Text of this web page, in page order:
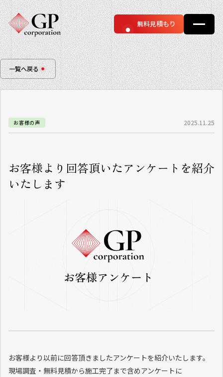
無料見積もり
一覧へ戻る
お客様の声 2025.11.25
お客様より回答頂いたアンケートを紹介
いたします
お客様より以前に回答頂きましたアンケートを紹介いたします。
現場調査・無料見積から施工完了まで含めアンケートに